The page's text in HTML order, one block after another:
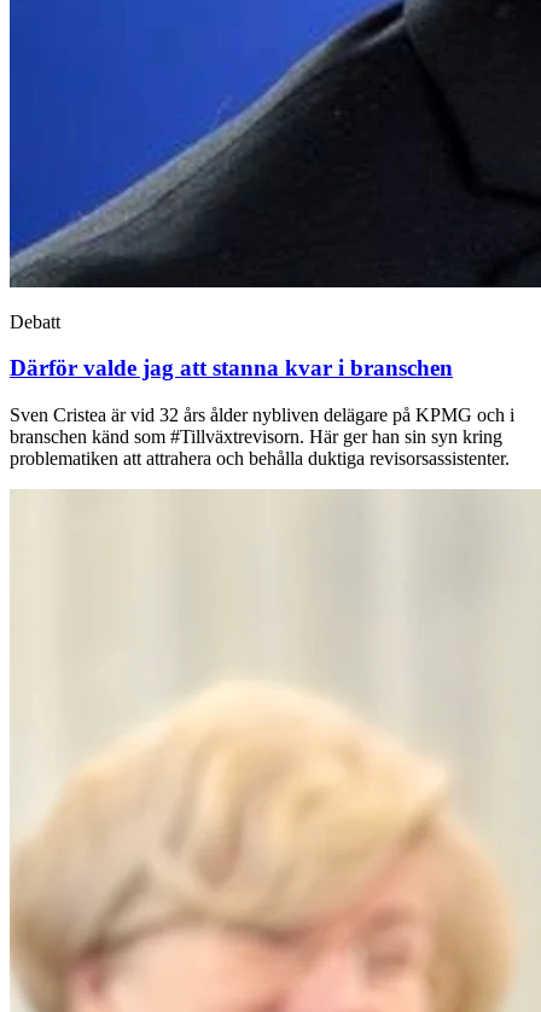
Debatt
Därför valde jag att stanna kvar i branschen
Sven Cristea är vid 32 års ålder nybliven delägare på KPMG och i
branschen känd som #Tillväxtrevisorn. Här ger han sin syn kring
problematiken att attrahera och behålla duktiga revisorsassistenter.